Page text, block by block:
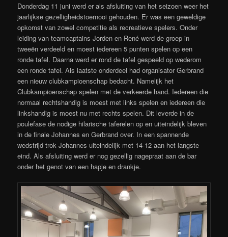
Donderdag 11 juni werd er als afsluiting van het seizoen weer het
jaarlijkse gezelligheidstoernooi gehouden. Er was een geweldige
opkomst van zowel competitie als recreatieve spelers. Onder
leiding van teamcaptains Jorden en René werd de groep in
tweeën verdeeld en moest iedereen 5 punten spelen op een
ronde tafel. Daarna werd er rond de tafel gespeeld op wederom
een ronde tafel. Als laatste onderdeel had organisator Gerbrand
een nieuw clubkampioenschap bedacht. Namelijk het
Clubkampioenschap spelen met de verkeerde hand. Iedereen die
normaal rechtshandig is moest met links spelen en iedereen die
linkshandig is moest nu met rechts spelen. Dit leverde in de
poulefase de nodige hilarische taferelen op en uiteindelijk bleven
in de finale Johannes en Gerbrand over. In een spannende
wedstrijd trok Johannes uiteindelijk met 14-12 aan het langste
eind. Als afsluiting werd er nog gezellig nagepraat aan de bar
onder het genot van een hapje en drankje.